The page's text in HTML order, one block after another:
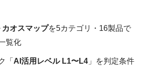
オスマップを5カテゴリ・16製品で
覧化
「 AI活用レベル L1〜L4 」を判定条件